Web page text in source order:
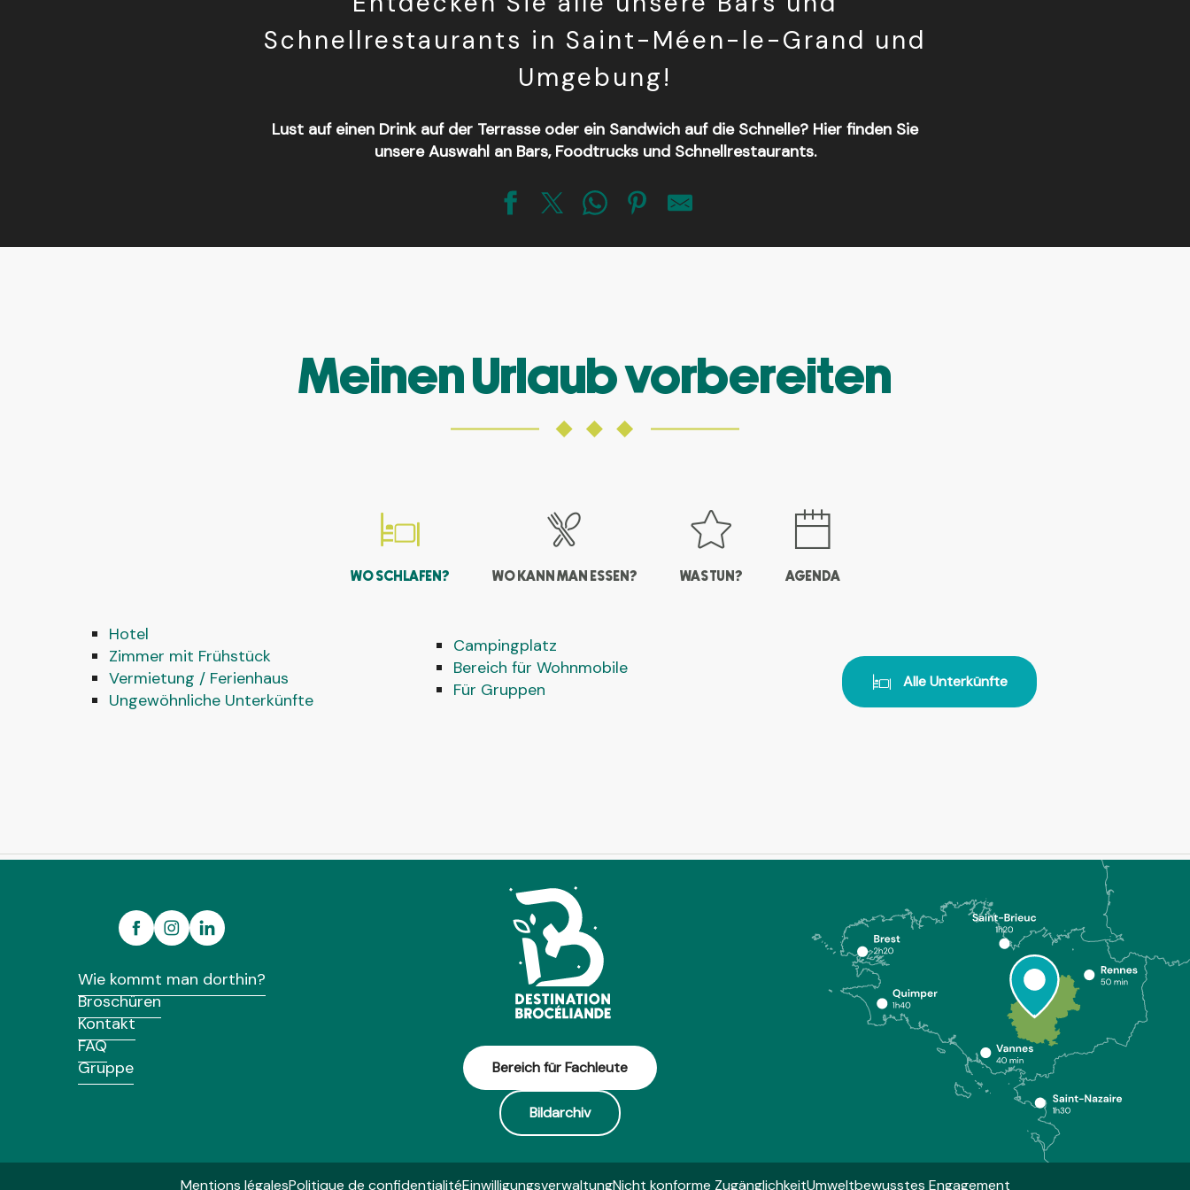
Schnellrestaurants in Saint-Méen-le-Grand und
Umgebung!
Lust auf einen Drink auf der Terrasse oder ein Sandwich auf die Schnelle? Hier finden Sie
unsere Auswahl an Bars, Foodtrucks und Schnellrestaurants.
Meinen Urlaub vorbereiten
WO SCHLAFEN? WO KANN MAN ESSEN? WAS TUN? AGENDA
Hotel
Zimmer mit Frühstück
Vermietung / Ferienhaus
Ungewöhnliche Unterkünfte
Campingplatz
Bereich für Wohnmobile
Für Gruppen
Alle Unterkünfte
Wie kommt man dorthin?
Broschüren
Kontakt
FAQ
Gruppe
Bereich für Fachleute
Bildarchiv
Mentions légalesPolitique de confidentialitéEinwilligungsverwaltungNicht konforme ZugänglichkeitUmweltbewusstes Engagement